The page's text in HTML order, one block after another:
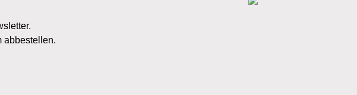
abbestellen.